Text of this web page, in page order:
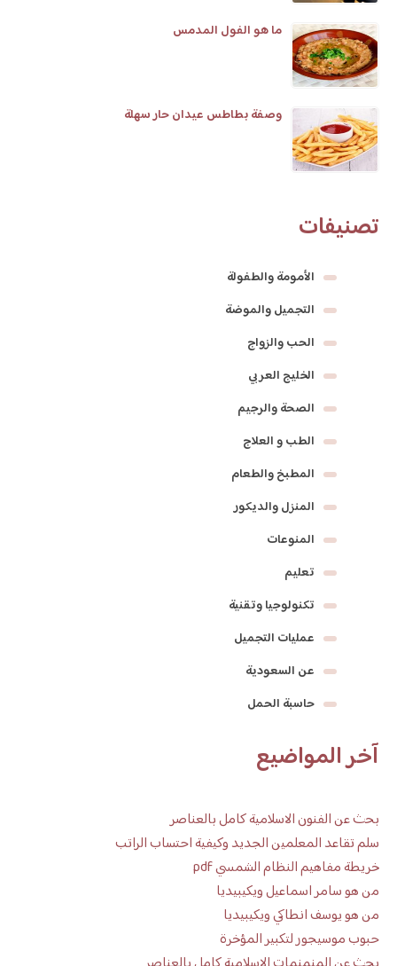
ما هو الفول المدمس
وصفة بطاطس عيدان حار سهلة
تصنيفات
الأمومة والطفولة
التجميل والموضة
الحب والزواج
الخليج العربي
الصحة والرجيم
الطب و العلاج
المطبخ والطعام
المنزل والديكور
المنوعات
تعليم
تكنولوجيا وتقنية
عمليات التجميل
عن السعودية
حاسبة الحمل
آخر المواضيع
بحث عن الفنون الاسلامية كامل بالعناصر
سلم تقاعد المعلمين الجديد وكيفية احتساب الراتب
خريطة مفاهيم النظام الشمسي pdf
من هو سامر اسماعيل ويكيبيديا
من هو يوسف انطاكي ويكيبيديا
حبوب موسيجور لتكبير المؤخرة